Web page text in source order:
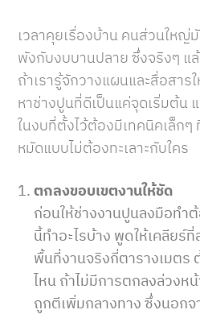
เวลาคุยเรื่องบ้าน คนส่วนให
พังกับงบบานปลาย ซึ่งจริงๆ แ
ถ้าเรารู้จักวางแผนและสื่อสาร
หาช่างปูนที่ดีเป็นแค่จุดเริ่มต้น
ในงบที่ตั้งไว้ต้องมีเทคนิคเล็กๆ
หมัดแบบไม่ต้องทะเลาะกับใคร
ตกลงขอบเขตงานให้ชัด
ก่อนให้ช่างงานปูนลงมือทำ
นี้ทำอะไรบ้าง พูดให้เคลียร์
พื้นที่งานจริงกี่ตารางเมตร
ไหน ถ้าไม่มีการตกลงล่วงห
ถูกตีเพิ่มกลางทาง ซึ่งนอกจ